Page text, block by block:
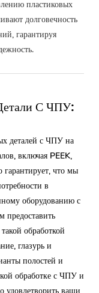
пластиковых
долговечность
гарантируя
С ЧПУ:
деталей с ЧПУ на
включая PEEK,
что мы
в
оборудованию с
обработкой
глазурь и
полостей и
обработке с ЧПУ и